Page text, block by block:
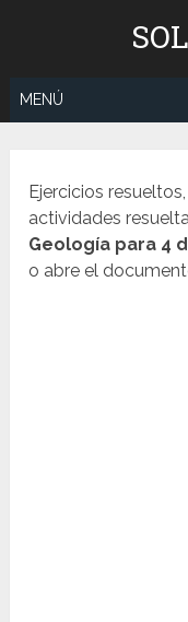
MENÚ
Ejercicios
actividades
Geología para 4
o abre el